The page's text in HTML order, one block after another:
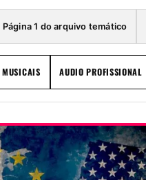
Página 1 do arquivo temático
MUSICAIS AUDIO PROFISSIONAL